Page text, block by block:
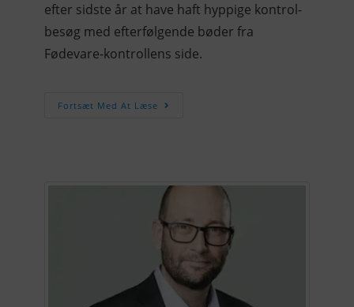
efter sidste år at have haft hyppige kontrol-
besøg med efterfølgende bøder fra
Fødevare-kontrollens side.
Fortsæt Med At Læse